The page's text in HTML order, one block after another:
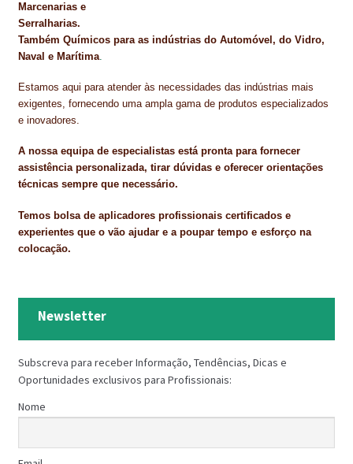
Marcenarias e
Serralharias.
Também Químicos para as indústrias do Automóvel, do Vidro,
Naval e Marítima.
Estamos aqui para atender às necessidades das indústrias mais
exigentes, fornecendo uma ampla gama de produtos especializados
e inovadores.
A nossa equipa de especialistas está pronta para fornecer
assistência personalizada, tirar dúvidas e oferecer orientações
técnicas sempre que necessário.
Temos bolsa de aplicadores profissionais certificados e
experientes que o vão ajudar e a poupar tempo e esforço na
colocação.
Newsletter
Subscreva para receber Informação, Tendências, Dicas e
Oportunidades exclusivos para Profissionais:
Nome